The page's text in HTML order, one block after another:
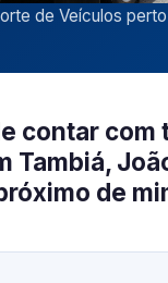
de Veículos
contar com
Tambiá,
de